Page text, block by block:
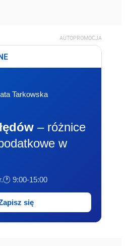
AUTOPROMOCJA
Tarkowska
– różnice
w
🕐 9:00-15:00
się